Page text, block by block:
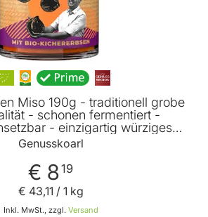
Miso 190g - traditionell grobe
- schonen fermentiert -
- einzigartig würziges
von Genusskoarl
Genusskoarl
€ 819
Inkl. MwSt., zzgl. Versand
€ 43,11 / 1 kg